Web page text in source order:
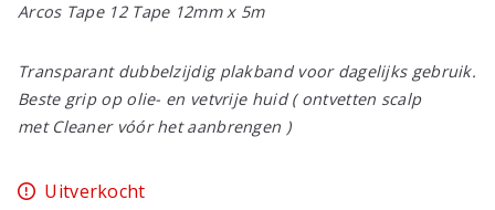
Arcos Tape 12 Tape 12mm x 5m
Transparant dubbelzijdig plakband voor dagelijks gebruik.
Beste grip op olie- en vetvrije huid ( ontvetten scalp
met Cleaner vóór het aanbrengen )
Uitverkocht